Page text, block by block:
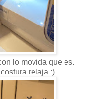
lo movida que es.
relaja :)